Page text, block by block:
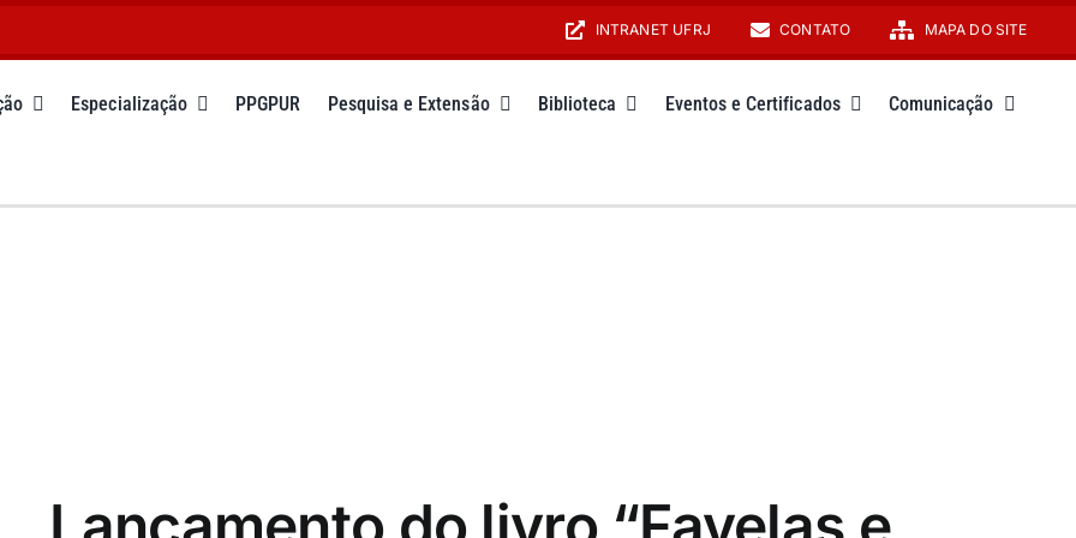
INTRANET UFRJ CONTATO MAPA DO SITE
Especialização PPGPUR Pesquisa e Extensão Biblioteca Eventos e Certificados Comunicação